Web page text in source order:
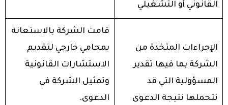
القانوني أو التشغيلي
الإجراءات المتخذة من
الشركة بما فيها تقدير
المسؤولية التي قد
تتحملها نتيجة الدعوى
قامت الشركة بالاستعانة
بمحامي خارجي لتقديم
الاستشارات القانونية
وتمثيل الشركة في
الدعوى.